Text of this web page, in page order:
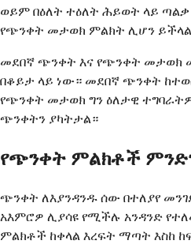
ወይም በዕለት ተዕለት ሕይወት ላይ
የጭንቀት መታወክ ምልክት ሊሆን
መደበኛ ጭንቀት እና የጭንቀት መታወክ
በቆይታ ላይ ነው። መደበኛ ጭንቀት
የጭንቀት መታወክ ግን ዕለታዊ
ጭንቀትን ያካትታል።
የጭንቀት ምልክቶች
ጭንቀት ለእያንዳንዱ ሰው በተለያየ
አእምሮዎ ሊያሳዩ የሚችሉ አንዳንድ
ምልክቶች ከቀላል እረፍት ማጣት እስከ